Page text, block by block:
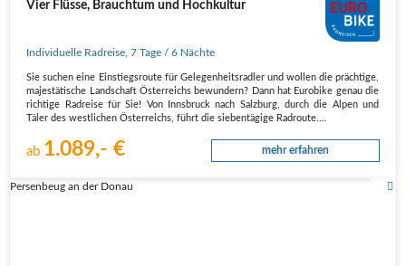
Vier Flüsse, Brauchtum und Hochkultur
Individuelle Radreise ,7 Tage / 6 Nächte
Sie suchen eine Einstiegsroute für Gelegenheitsradler und wollen die prächtige,
majestätische Landschaft Österreichs bewundern? Dann hat Eurobike genau die
richtige Radreise für Sie! Von Innsbruck nach Salzburg, durch die Alpen und
Täler des westlichen Österreichs, führt die siebentägige Radroute.…
ab 1.089,- € mehr erfahren
Persenbeug an der Donau